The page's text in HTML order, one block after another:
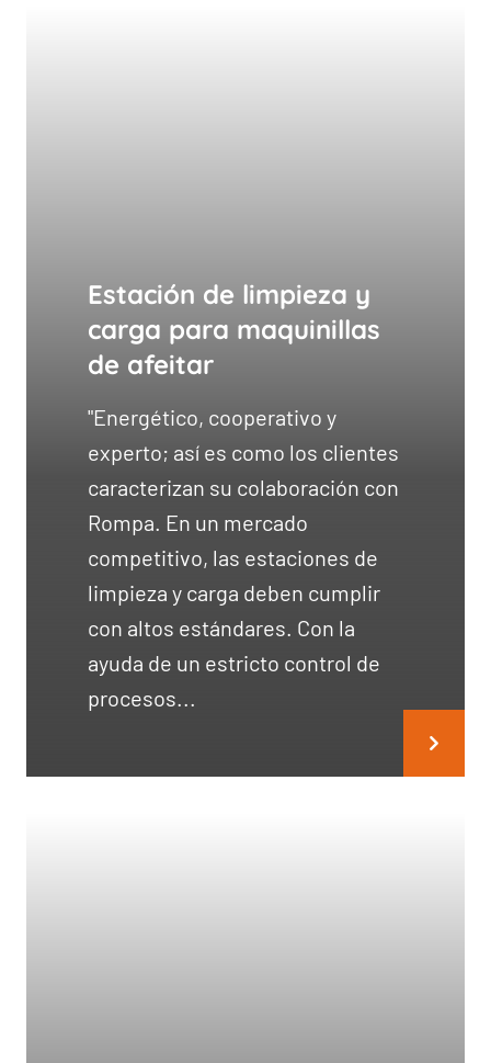
Estación de limpieza y
carga para maquinillas
de afeitar
"Energético, cooperativo y
experto; así es como los clientes
caracterizan su colaboración con
Rompa. En un mercado
competitivo, las estaciones de
limpieza y carga deben cumplir
con altos estándares. Con la
ayuda de un estricto control de
procesos...